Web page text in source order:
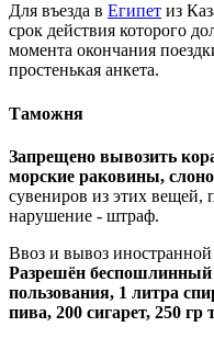
Для въезда в Египет из
срок действия которого
момента окончания
простенькая анкета.
Таможня
Запрещено вывозить
морские раковины,
сувениров из этих вещей,
нарушение - штраф.
Ввоз и вывоз
Разрешён беспошлинный
пользования, 1 литра
пива, 200 сигарет, 250 гр